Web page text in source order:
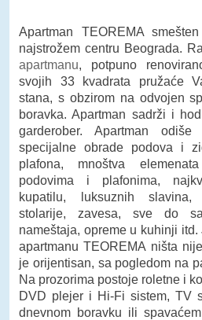
Apartman TEOREMA
najstrožem centru Beograda.
apartmanu, potpuno
svojih 33 kvadrata pružaće
stana, s obzirom na odvojen
boravka. Apartman sadrži i
garderober. Apartman
specijalne obrade podova i
plafona, mnoštva
podovima i plafonima,
kupatilu, luksuznih slavina,
stolarije, zavesa, sve do
nameštaja, opreme u kuhinji
apartmanu TEOREMA ništa
je orijentisan, sa pogledom na
Na prozorima postoje roletne i
DVD plejer i Hi-Fi sistem, TV
dnevnom boravku ili